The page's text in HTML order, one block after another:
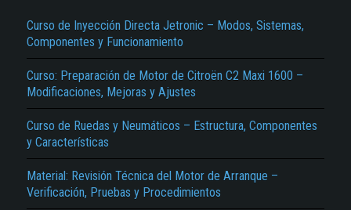
Curso de Inyección Directa Jetronic – Modos, Sistemas,
Componentes y Funcionamiento
Curso: Preparación de Motor de Citroën C2 Maxi 1600 –
Modificaciones, Mejoras y Ajustes
Curso de Ruedas y Neumáticos – Estructura, Componentes
y Características
Material: Revisión Técnica del Motor de Arranque –
Verificación, Pruebas y Procedimientos